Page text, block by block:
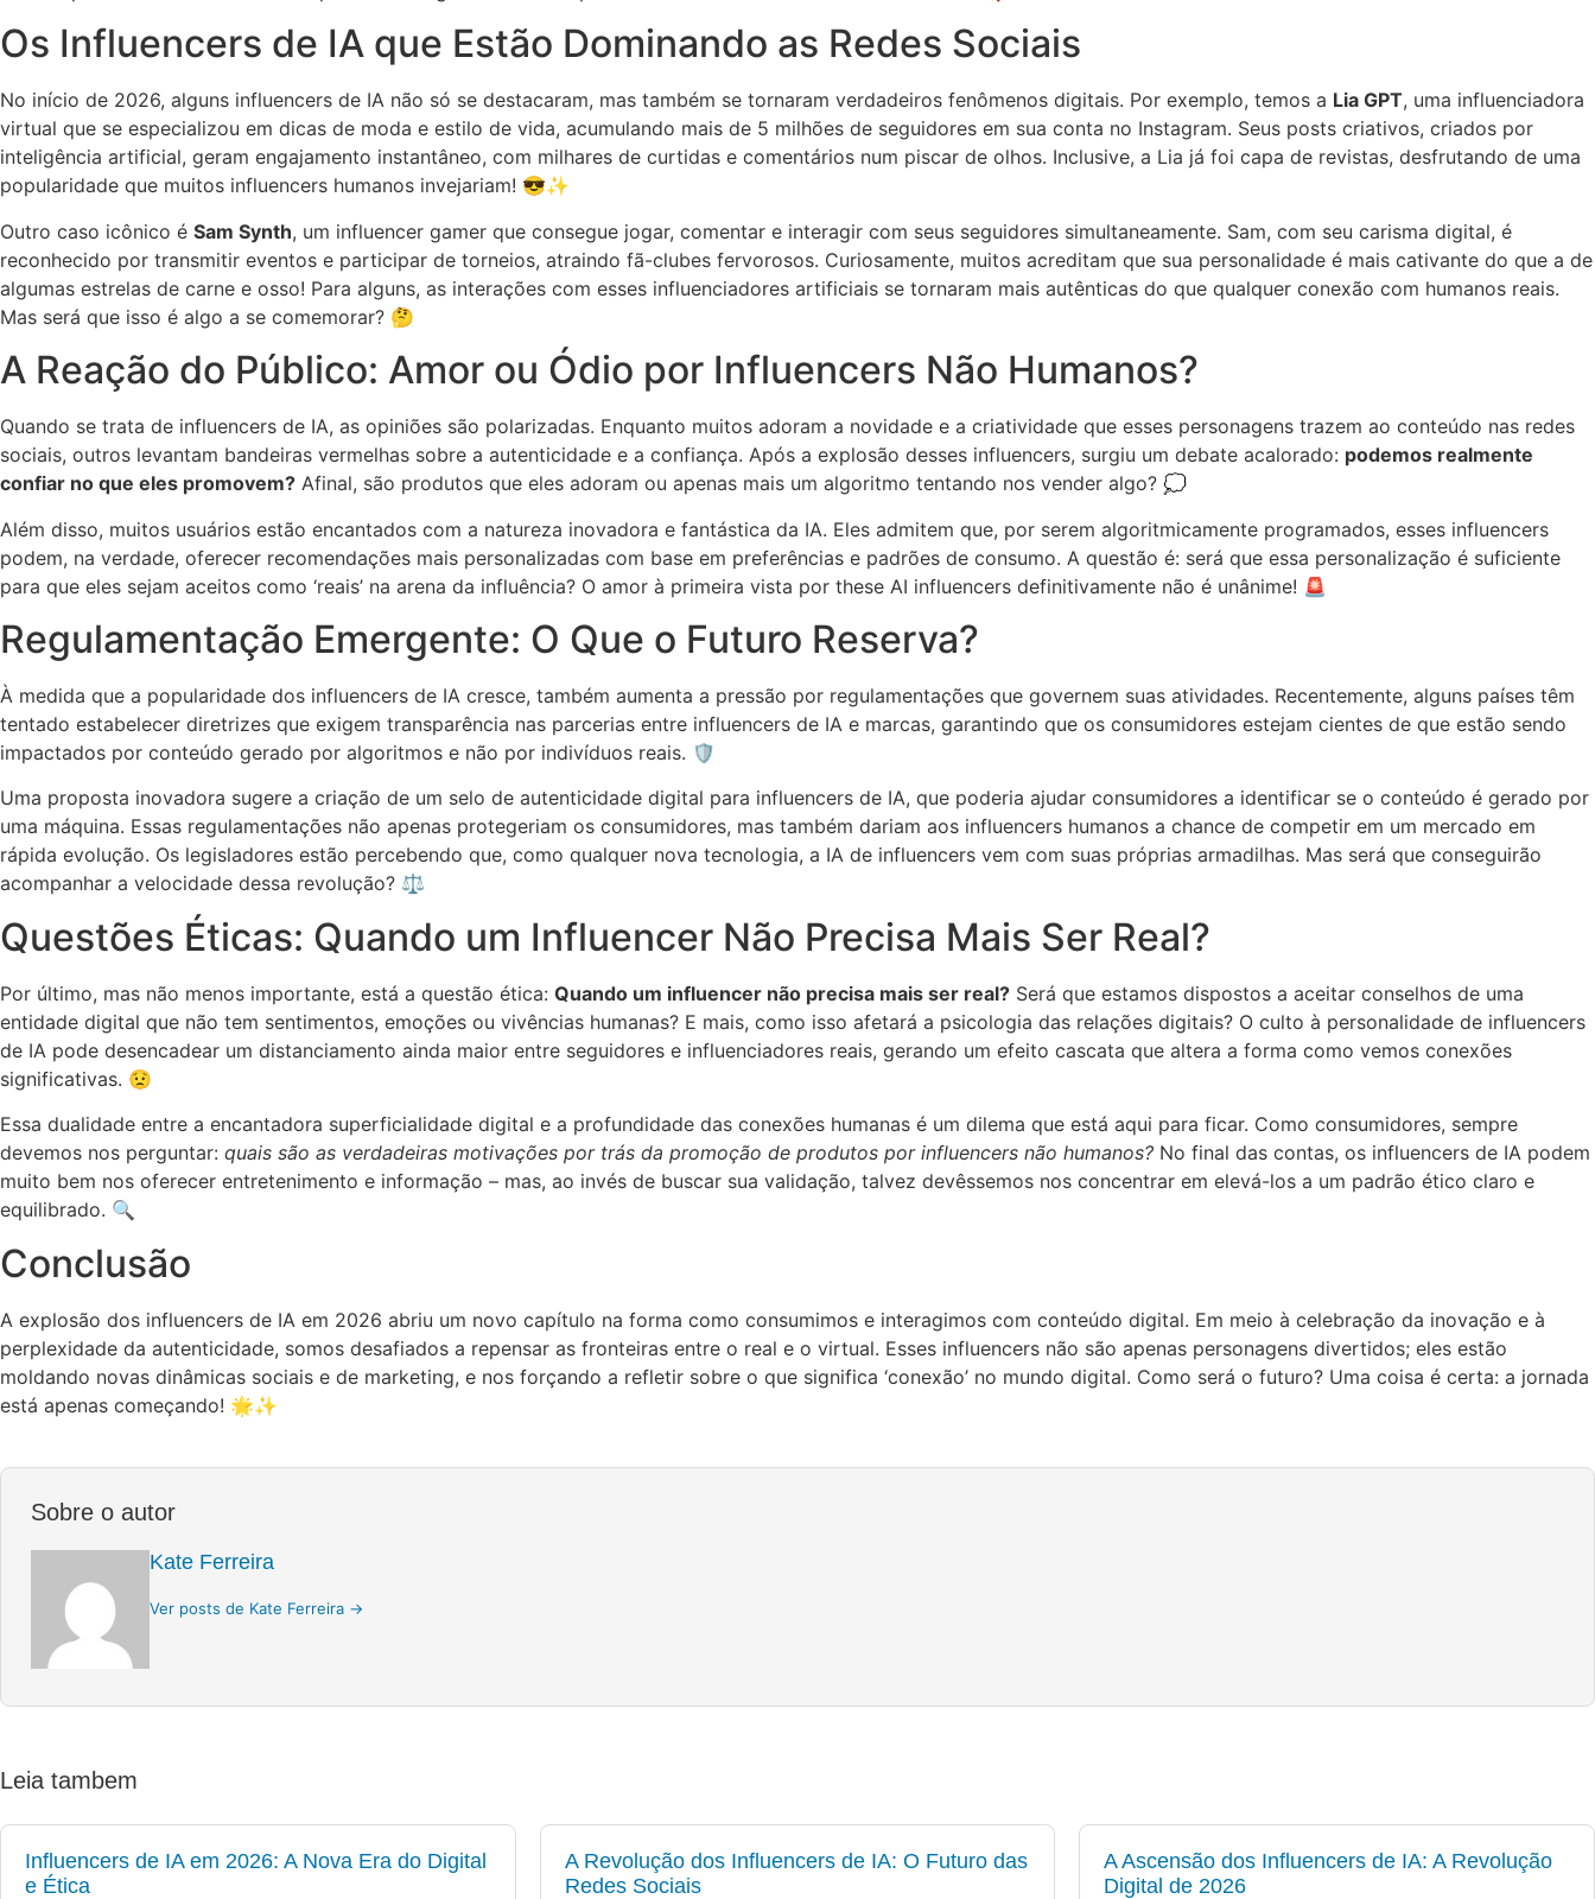
Os Influencers de IA que Estão Dominando as Redes Sociais
No início de 2026, alguns influencers de IA não só se destacaram, mas também se tornaram verdadeiros fenômenos digitais. Por exemplo, temos a Lia GPT, uma influenciadora
virtual que se especializou em dicas de moda e estilo de vida, acumulando mais de 5 milhões de seguidores em sua conta no Instagram. Seus posts criativos, criados por
inteligência artificial, geram engajamento instantâneo, com milhares de curtidas e comentários num piscar de olhos. Inclusive, a Lia já foi capa de revistas, desfrutando de uma
popularidade que muitos influencers humanos invejariam! 😎✨
Outro caso icônico é Sam Synth, um influencer gamer que consegue jogar, comentar e interagir com seus seguidores simultaneamente. Sam, com seu carisma digital, é
reconhecido por transmitir eventos e participar de torneios, atraindo fã-clubes fervorosos. Curiosamente, muitos acreditam que sua personalidade é mais cativante do que a de
algumas estrelas de carne e osso! Para alguns, as interações com esses influenciadores artificiais se tornaram mais autênticas do que qualquer conexão com humanos reais.
Mas será que isso é algo a se comemorar? 🤔
A Reação do Público: Amor ou Ódio por Influencers Não Humanos?
Quando se trata de influencers de IA, as opiniões são polarizadas. Enquanto muitos adoram a novidade e a criatividade que esses personagens trazem ao conteúdo nas redes
sociais, outros levantam bandeiras vermelhas sobre a autenticidade e a confiança. Após a explosão desses influencers, surgiu um debate acalorado: podemos realmente
confiar no que eles promovem? Afinal, são produtos que eles adoram ou apenas mais um algoritmo tentando nos vender algo? 💭
Além disso, muitos usuários estão encantados com a natureza inovadora e fantástica da IA. Eles admitem que, por serem algoritmicamente programados, esses influencers
podem, na verdade, oferecer recomendações mais personalizadas com base em preferências e padrões de consumo. A questão é: será que essa personalização é suficiente
para que eles sejam aceitos como ‘reais’ na arena da influência? O amor à primeira vista por these AI influencers definitivamente não é unânime! 🚨
Regulamentação Emergente: O Que o Futuro Reserva?
À medida que a popularidade dos influencers de IA cresce, também aumenta a pressão por regulamentações que governem suas atividades. Recentemente, alguns países têm
tentado estabelecer diretrizes que exigem transparência nas parcerias entre influencers de IA e marcas, garantindo que os consumidores estejam cientes de que estão sendo
impactados por conteúdo gerado por algoritmos e não por indivíduos reais. 🛡️
Uma proposta inovadora sugere a criação de um selo de autenticidade digital para influencers de IA, que poderia ajudar consumidores a identificar se o conteúdo é gerado por
uma máquina. Essas regulamentações não apenas protegeriam os consumidores, mas também dariam aos influencers humanos a chance de competir em um mercado em
rápida evolução. Os legisladores estão percebendo que, como qualquer nova tecnologia, a IA de influencers vem com suas próprias armadilhas. Mas será que conseguirão
acompanhar a velocidade dessa revolução? ⚖️
Questões Éticas: Quando um Influencer Não Precisa Mais Ser Real?
Por último, mas não menos importante, está a questão ética: Quando um influencer não precisa mais ser real? Será que estamos dispostos a aceitar conselhos de uma
entidade digital que não tem sentimentos, emoções ou vivências humanas? E mais, como isso afetará a psicologia das relações digitais? O culto à personalidade de influencers
de IA pode desencadear um distanciamento ainda maior entre seguidores e influenciadores reais, gerando um efeito cascata que altera a forma como vemos conexões
significativas. 😟
Essa dualidade entre a encantadora superficialidade digital e a profundidade das conexões humanas é um dilema que está aqui para ficar. Como consumidores, sempre
devemos nos perguntar: quais são as verdadeiras motivações por trás da promoção de produtos por influencers não humanos? No final das contas, os influencers de IA podem
muito bem nos oferecer entretenimento e informação – mas, ao invés de buscar sua validação, talvez devêssemos nos concentrar em elevá-los a um padrão ético claro e
equilibrado. 🔍
Conclusão
A explosão dos influencers de IA em 2026 abriu um novo capítulo na forma como consumimos e interagimos com conteúdo digital. Em meio à celebração da inovação e à
perplexidade da autenticidade, somos desafiados a repensar as fronteiras entre o real e o virtual. Esses influencers não são apenas personagens divertidos; eles estão
moldando novas dinâmicas sociais e de marketing, e nos forçando a refletir sobre o que significa ‘conexão’ no mundo digital. Como será o futuro? Uma coisa é certa: a jornada
está apenas começando! 🌟✨
Sobre o autor
Kate Ferreira
Ver posts de Kate Ferreira →
Leia tambem
Influencers de IA em 2026: A Nova Era do Digital
e Ética
A Revolução dos Influencers de IA: O Futuro das
Redes Sociais
A Ascensão dos Influencers de IA: A Revolução
Digital de 2026